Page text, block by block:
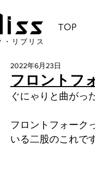
TOP
リブリス
フロントフ
2022年6月23日
ぐにゃりと曲がっ
フロントフォーク
いる二股のこれで